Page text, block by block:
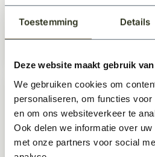
Toestemming Details
Deze website maakt gebruik
We gebruiken cookies om
personaliseren, om functies
en om ons websiteverkeer te
Ook delen we informatie over
met onze partners voor social
Te bestellen
Dauby
vormige greep